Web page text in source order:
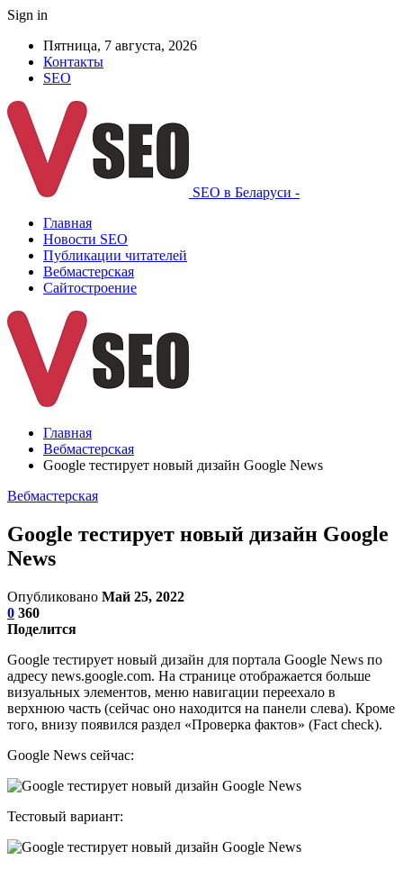
Sign in
Пятница, 7 августа, 2026
Контакты
SEO
SEO в Беларуси -
Главная
Новости SEO
Публикации читателей
Вебмастерская
Сайтостроение
Главная
Вебмастерская
Google тестирует новый дизайн Google News
Вебмастерская
Google тестирует новый дизайн Google
News
Опубликовано Май 25, 2022
0 360
Поделится
Google тестирует новый дизайн для портала Google News по
адресу news.google.com. На странице отображается больше
визуальных элементов, меню навигации переехало в
верхнюю часть (сейчас оно находится на панели слева). Кроме
того, внизу появился раздел «Проверка фактов» (Fact check).
Google News сейчас:
Тестовый вариант: